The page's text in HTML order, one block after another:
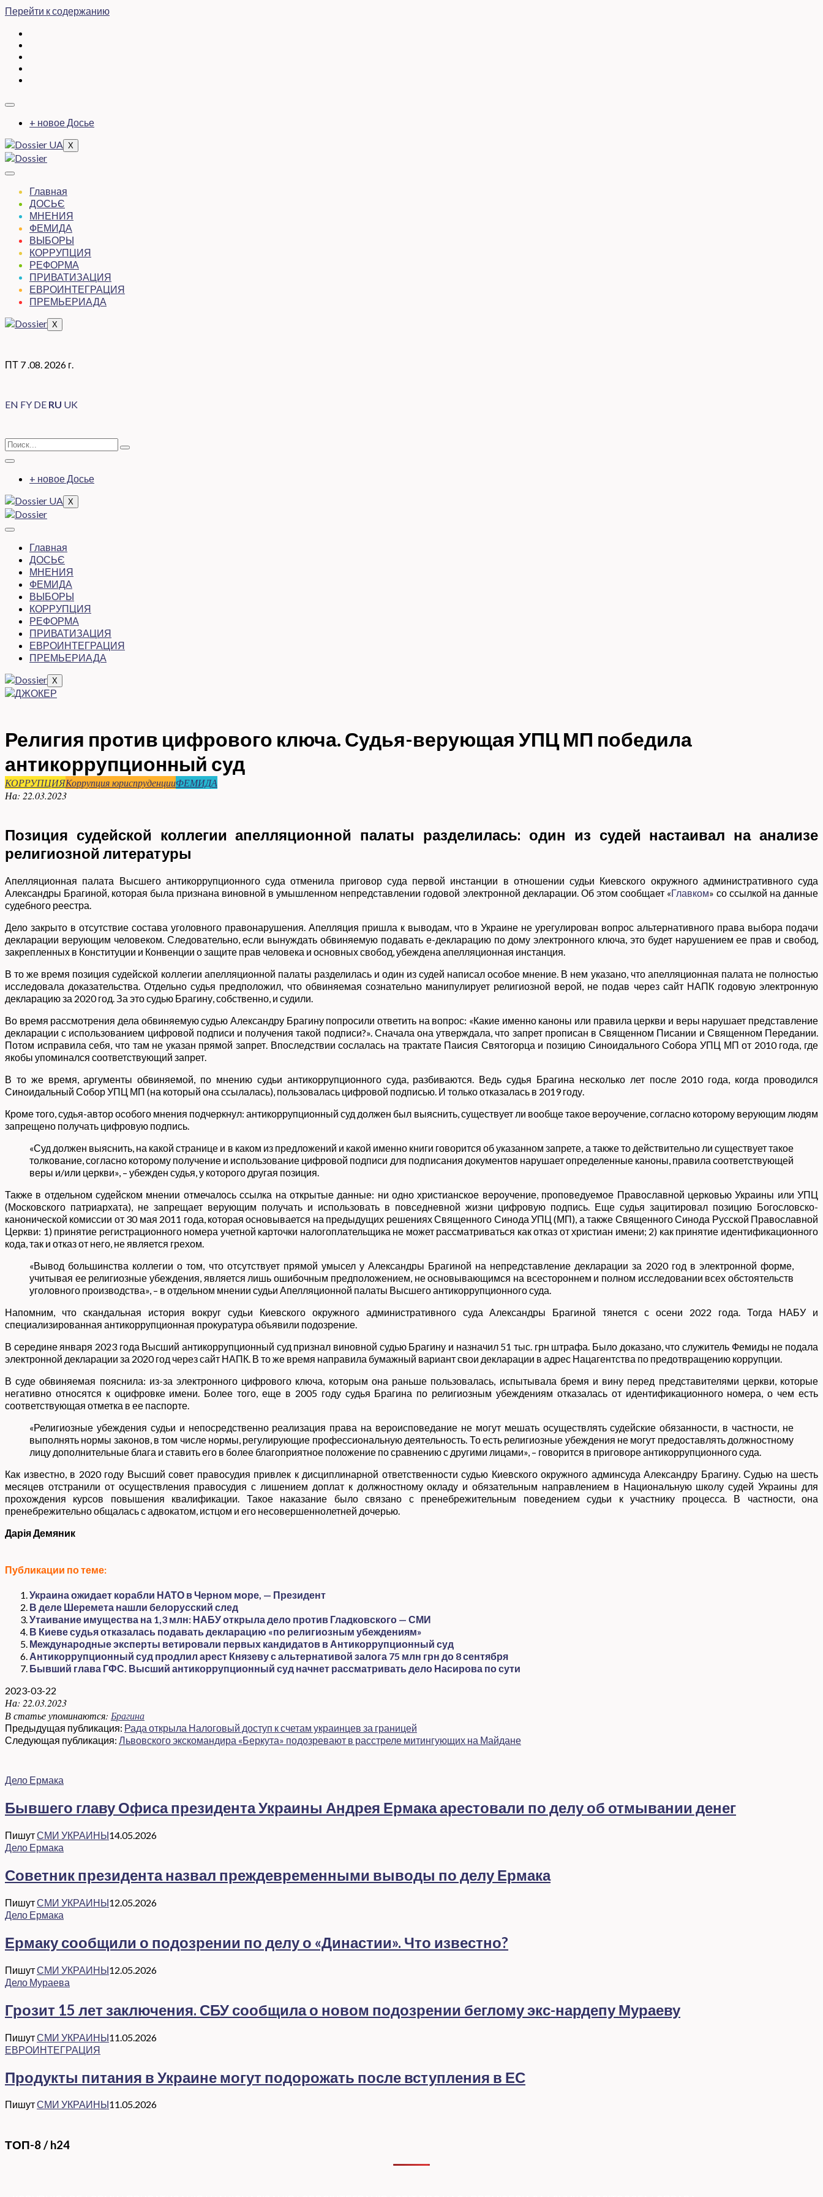
Перейти к содержанию
+ новое Досье
X
Главная
ДОСЬЄ
МНЕНИЯ
ФЕМИДА
ВЫБОРЫ
КОРРУПЦИЯ
РЕФОРМА
ПРИВАТИЗАЦИЯ
ЕВРОИНТЕГРАЦИЯ
ПРЕМЬЕРИАДА
X
ПТ 7 .08. 2026 г.
EN FY DE RU UK
+ новое Досье
X
Главная
ДОСЬЄ
МНЕНИЯ
ФЕМИДА
ВЫБОРЫ
КОРРУПЦИЯ
РЕФОРМА
ПРИВАТИЗАЦИЯ
ЕВРОИНТЕГРАЦИЯ
ПРЕМЬЕРИАДА
X
Религия против цифрового ключа. Судья-верующая УПЦ МП победила
антикоррупционный суд
КОРРУПЦИЯКоррупция юриспруденцииФЕМИДА
На: 22.03.2023
Позиция судейской коллегии апелляционной палаты разделилась: один из судей настаивал на анализе
религиозной литературы
Апелляционная палата Высшего антикоррупционного суда отменила приговор суда первой инстанции в отношении судьи Киевского окружного административного суда
Александры Брагиной, которая была признана виновной в умышленном непредставлении годовой электронной декларации. Об этом сообщает «Главком» со ссылкой на данные
судебного реестра.
Дело закрыто в отсутствие состава уголовного правонарушения. Апелляция пришла к выводам, что в Украине не урегулирован вопрос альтернативного права выбора подачи
декларации верующим человеком. Следовательно, если вынуждать обвиняемую подавать е-декларацию по дому электронного ключа, это будет нарушением ее прав и свобод,
закрепленных в Конституции и Конвенции о защите прав человека и основных свобод, убеждена апелляционная инстанция.
В то же время позиция судейской коллегии апелляционной палаты разделилась и один из судей написал особое мнение. В нем указано, что апелляционная палата не полностью
исследовала доказательства. Отдельно судья предположил, что обвиняемая сознательно манипулирует религиозной верой, не подав через сайт НАПК годовую электронную
декларацию за 2020 год. За это судью Брагину, собственно, и судили.
Во время рассмотрения дела обвиняемую судью Александру Брагину попросили ответить на вопрос: «Какие именно каноны или правила церкви и веры нарушает представление
декларации с использованием цифровой подписи и получения такой подписи?». Сначала она утверждала, что запрет прописан в Священном Писании и Священном Передании.
Потом исправила себя, что там не указан прямой запрет. Впоследствии сослалась на трактате Паисия Святогорца и позицию Синоидального Собора УПЦ МП от 2010 года, где
якобы упоминался соответствующий запрет.
В то же время, аргументы обвиняемой, по мнению судьи антикоррупционного суда, разбиваются. Ведь судья Брагина несколько лет после 2010 года, когда проводился
Синоидальный Собор УПЦ МП (на который она ссылалась), пользовалась цифровой подписью. И только отказалась в 2019 году.
Кроме того, судья-автор особого мнения подчеркнул: антикоррупционный суд должен был выяснить, существует ли вообще такое вероучение, согласно которому верующим людям
запрещено получать цифровую подпись.
«Суд должен выяснить, на какой странице и в каком из предложений и какой именно книги говорится об указанном запрете, а также то действительно ли существует такое
толкование, согласно которому получение и использование цифровой подписи для подписания документов нарушает определенные каноны, правила соответствующей
веры и/или церкви», – убежден судья, у которого другая позиция.
Также в отдельном судейском мнении отмечалось ссылка на открытые данные: ни одно христианское вероучение, проповедуемое Православной церковью Украины или УПЦ
(Московского патриархата), не запрещает верующим получать и использовать в повседневной жизни цифровую подпись. Еще судья зацитировал позицию Богословско-
канонической комиссии от 30 мая 2011 года, которая основывается на предыдущих решениях Священного Синода УПЦ (МП), а также Священного Синода Русской Православной
Церкви: 1) принятие регистрационного номера учетной карточки налогоплательщика не может рассматриваться как отказ от христиан имени; 2) как принятие идентификационного
кода, так и отказ от него, не является грехом.
«Вывод большинства коллегии о том, что отсутствует прямой умысел у Александры Брагиной на непредставление декларации за 2020 год в электронной форме,
учитывая ее религиозные убеждения, является лишь ошибочным предположением, не основывающимся на всестороннем и полном исследовании всех обстоятельств
уголовного производства», – в отдельном мнении судьи Апелляционной палаты Высшего антикоррупционного суда.
Напомним, что скандальная история вокруг судьи Киевского окружного административного суда Александры Брагиной тянется с осени 2022 года. Тогда НАБУ и
специализированная антикоррупционная прокуратура объявили подозрение.
В середине января 2023 года Высший антикоррупционный суд признал виновной судью Брагину и назначил 51 тыс. грн штрафа. Было доказано, что служитель Фемиды не подала
электронной декларации за 2020 год через сайт НАПК. В то же время направила бумажный вариант свои декларации в адрес Нацагентства по предотвращению коррупции.
В суде обвиняемая пояснила: из-за электронного цифрового ключа, которым она раньше пользовалась, испытывала бремя и вину перед представителями церкви, которые
негативно относятся к оцифровке имени. Более того, еще в 2005 году судья Брагина по религиозным убеждениям отказалась от идентификационного номера, о чем есть
соответствующая отметка в ее паспорте.
«Религиозные убеждения судьи и непосредственно реализация права на вероисповедание не могут мешать осуществлять судейские обязанности, в частности, не
выполнять нормы законов, в том числе нормы, регулирующие профессиональную деятельность. То есть религиозные убеждения не могут предоставлять должностному
лицу дополнительные блага и ставить его в более благоприятное положение по сравнению с другими лицами», – говорится в приговоре антикоррупционного суда.
Как известно, в 2020 году Высший совет правосудия привлек к дисциплинарной ответственности судью Киевского окружного админсуда Александру Брагину. Судью на шесть
месяцев отстранили от осуществления правосудия с лишением доплат к должностному окладу и обязательным направлением в Национальную школу судей Украины для
прохождения курсов повышения квалификации. Такое наказание было связано с пренебрежительным поведением судьи к участнику процесса. В частности, она
пренебрежительно общалась с адвокатом, истцом и его несовершеннолетней дочерью.
Дарія Демяник
Публикации по теме:
Украина ожидает корабли НАТО в Черном море, — Президент
В деле Шеремета нашли белорусский след
Утаивание имущества на 1,3 млн: НАБУ открыла дело против Гладковского — СМИ
В Киеве судья отказалась подавать декларацию «по религиозным убеждениям»
Международные эксперты ветировали первых кандидатов в Антикоррупционный суд
Антикоррупционный суд продлил арест Князеву с альтернативой залога 75 млн грн до 8 сентября
Бывший глава ГФС. Высший антикоррупционный суд начнет рассматривать дело Насирова по сути
2023-03-22
На: 22.03.2023
В статье упоминаются: Брагина
Предыдущая публикация: Рада открыла Налоговый доступ к счетам украинцев за границей
Следующая публикация: Львовского экскомандира «Беркута» подозревают в расстреле митингующих на Майдане
Дело Ермака
Бывшего главу Офиса президента Украины Андрея Ермака арестовали по делу об отмывании денег
ПишутСМИ УКРАИНЫ14.05.2026
Дело Ермака
Советник президента назвал преждевременными выводы по делу Ермака
ПишутСМИ УКРАИНЫ12.05.2026
Дело Ермака
Ермаку сообщили о подозрении по делу о «Династии». Что известно?
ПишутСМИ УКРАИНЫ12.05.2026
Дело Мураева
Грозит 15 лет заключения. СБУ сообщила о новом подозрении беглому экс-нардепу Мураеву
ПишутСМИ УКРАИНЫ11.05.2026
ЕВРОИНТЕГРАЦИЯ
Продукты питания в Украине могут подорожать после вступления в ЕС
ПишутСМИ УКРАИНЫ11.05.2026
ТОП-8 / h24